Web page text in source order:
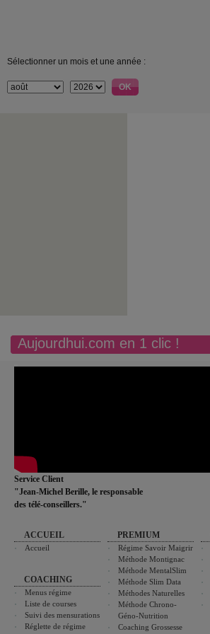
Sélectionner un mois et une année :
Aujourdhui.com en 1 clic !
Service Client
"Jean-Michel Berille, le responsable
des télé-conseillers."
ACCUEIL
Accueil
COACHING
Menus régime
Liste de courses
Suivi des mensurations
Réglette de régime
PREMIUM
Régime Savoir Maigrir
Méthode Montignac
Méthode MentalSlim
Méthode Slim Data
Méthodes Naturelles
Méthode Chrono-
Géno-Nutrition
Coaching Grossesse